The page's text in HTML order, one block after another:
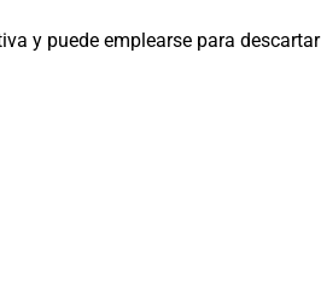
y puede emplearse para descartar